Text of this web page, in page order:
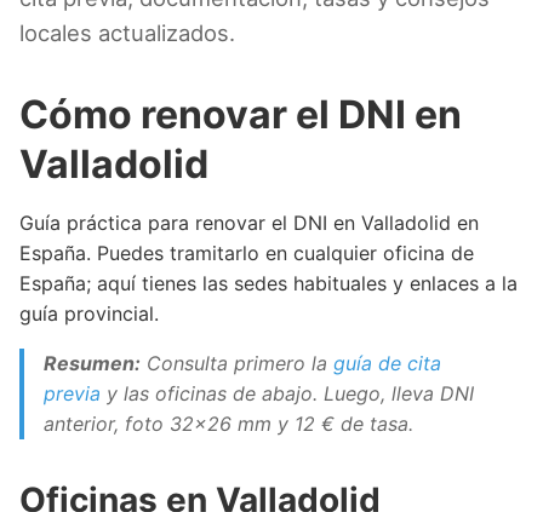
locales actualizados.
Cómo renovar el DNI en
Valladolid
Guía práctica para renovar el DNI en Valladolid en
España. Puedes tramitarlo en cualquier oficina de
España; aquí tienes las sedes habituales y enlaces a la
guía provincial.
Resumen: Consulta primero la guía de cita
previa y las oficinas de abajo. Luego, lleva DNI
anterior, foto 32×26 mm y 12 € de tasa.
Oficinas en Valladolid